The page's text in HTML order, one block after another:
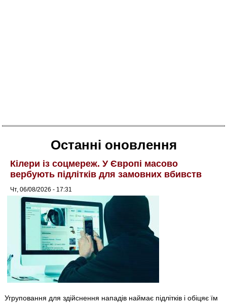
Останні оновлення
Кілери із соцмереж. У Європі масово
вербують підлітків для замовних вбивств
Чт, 06/08/2026 - 17:31
Угруповання для здійснення нападів наймає підлітків і обіцяє їм